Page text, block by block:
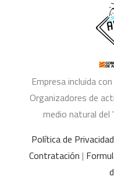
Empresa incluida
Organizadores de
medio natural del
Política de Privacidad
Contratación |